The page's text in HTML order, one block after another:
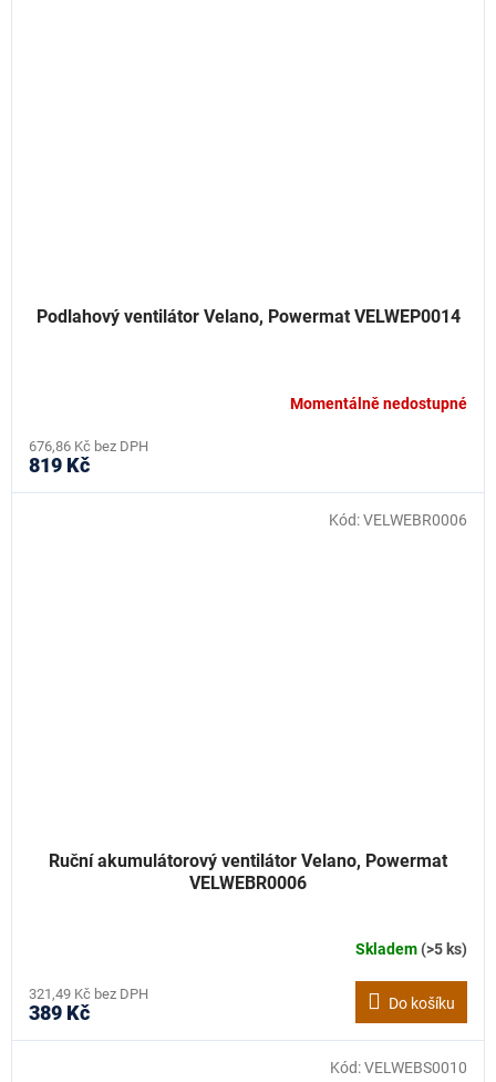
Podlahový ventilátor Velano, Powermat VELWEP0014
Momentálně nedostupné
676,86 Kč bez DPH
819 Kč
Ruční akumulátorový ventilátor Velano, Powermat
VELWEBR0006
Skladem(>5 ks)
321,49 Kč bez DPH
389 Kč Do košíku
Kód:VELWEBR0006
Kód:VELWEBS0010